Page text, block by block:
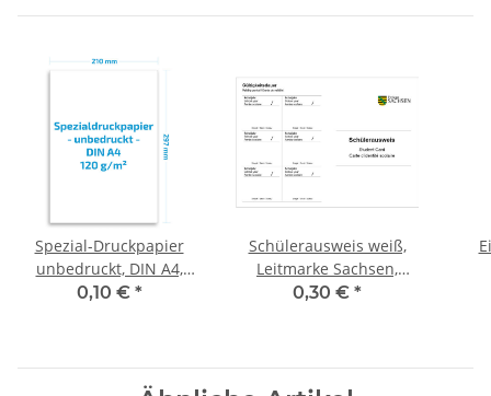
Spezial-Druckpapier
unbedruckt, DIN A4,
120g/qm
0,10 € *
Schülerausweis weiß,
Leitmarke Sachsen,
mehrsprachig, Karton
0,30 € *